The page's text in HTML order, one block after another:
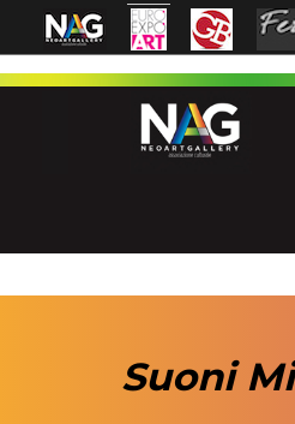
Suoni